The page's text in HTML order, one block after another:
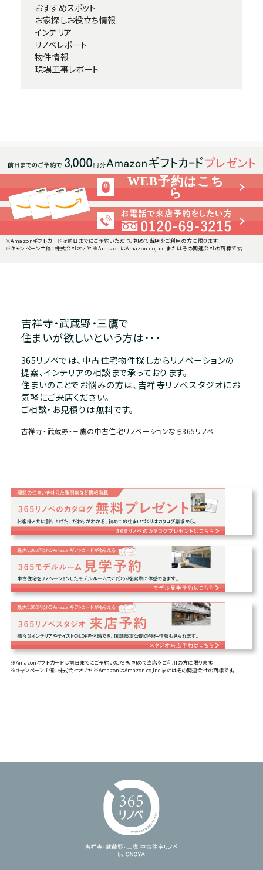
おすすめスポット
お家探しお役立ち情報
インテリア
リノベレポート
物件情報
現場工事レポート
WEB予約はこち
ら
※Amazonギフトカードは前日までにご予約いただき、初めて当店をご利用の方に限ります。
※キャンペーン主催：株式会社オノヤ ※AmazonはAmazon.co,Inc.またはその関連会社の商標です。
吉祥寺・武蔵野・三鷹で
住まいが欲しいという方は・・・
365リノベでは、中古住宅物件探しからリノベーションの
提案、インテリアの相談まで承っております。
住まいのことでお悩みの方は、吉祥寺リノベスタジオにお
気軽にご来店ください。
ご相談・お見積りは無料です。
吉祥寺・武蔵野・三鷹の中古住宅リノベーションなら365リノベ
※Amazonギフトカードは前日までにご予約いただき、初めて当店をご利用の方に限ります。
※キャンペーン主催：株式会社オノヤ ※AmazonはAmazon.co,Inc.またはその関連会社の商標です。